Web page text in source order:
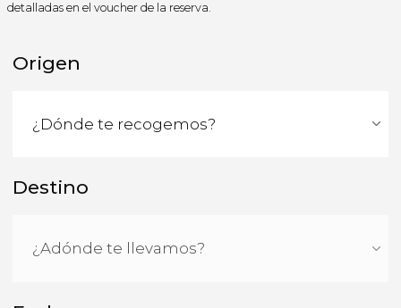
detalladas en el voucher de la reserva.
Origen
Destino